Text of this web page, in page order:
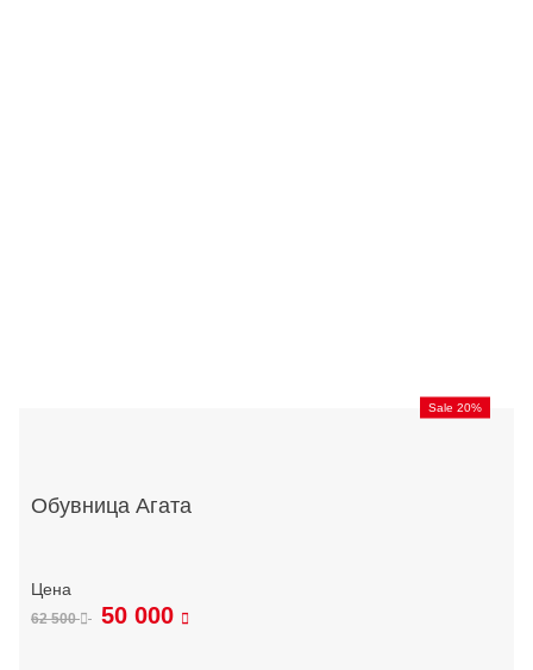
Sale 20%
Обувница Агата
62 500 50 000